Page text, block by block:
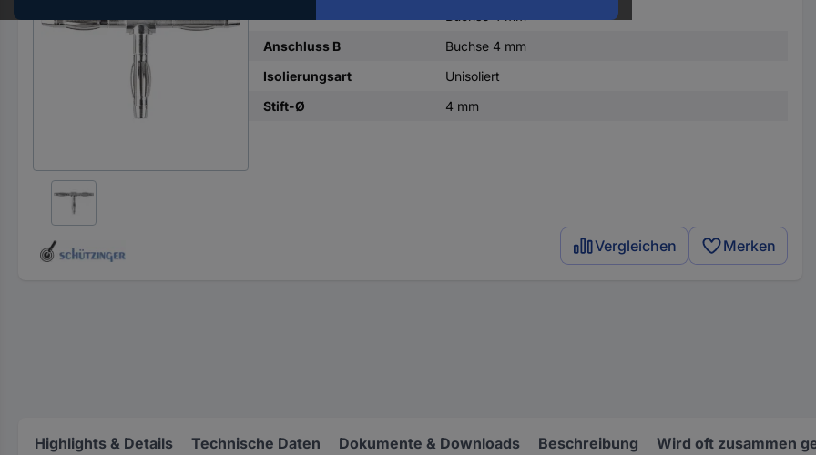
Teile-
Anschluss B
Buchse 4 mm
Isolierungsart
Unisoliert
Stift-Ø
4 mm
Vergleichen Merken
Highlights & Details Technische Daten Dokumente & Downloads Beschreibung Wird oft zusammen